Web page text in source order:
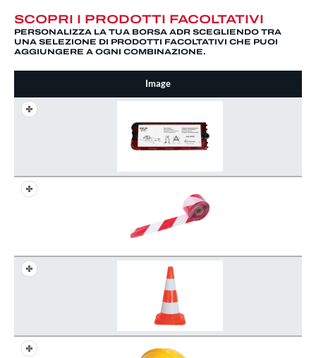
SCOPRI I PRODOTTI FACOLTATIVI
PERSONALIZZA LA TUA BORSA ADR SCEGLIENDO TRA
UNA SELEZIONE DI PRODOTTI FACOLTATIVI CHE PUOI
AGGIUNGERE A OGNI COMBINAZIONE.
Image